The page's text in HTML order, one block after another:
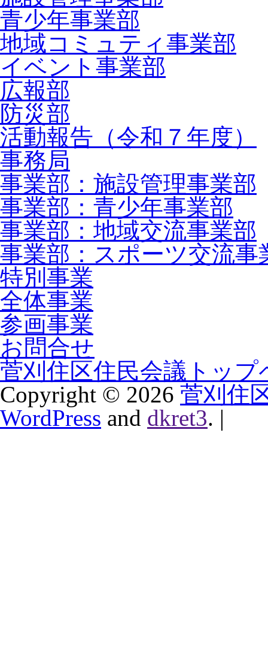
青少年事業部
地域コミュティ事業部
イベント事業部
広報部
防災部
活動報告（令和７年度）
事務局
事業部：施設管理事業部
事業部：青少年事業部
事業部：地域交流事業部
事業部：スポーツ交流事
特別事業
全体事業
参画事業
お問合せ
菅刈住区住民会議トップ
Copyright © 2026 菅刈住
WordPress and dkret3. |